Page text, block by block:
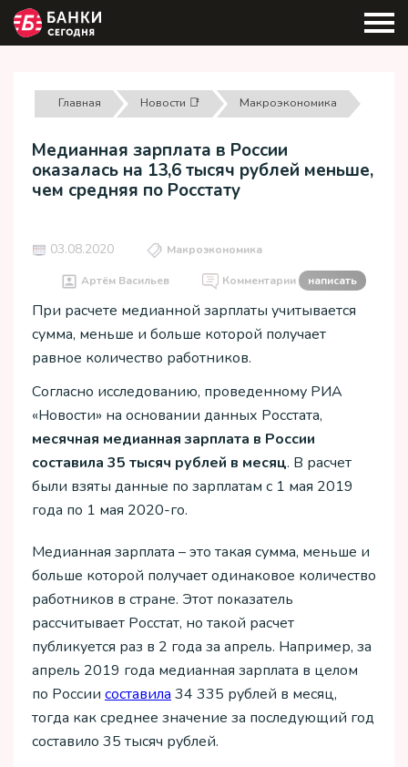
Главная Новости 📑 Макроэкономика
Медианная зарплата в России
оказалась на 13,6 тысяч рублей меньше,
чем средняя по Росстату
03.08.2020 Макроэкономика
Артём Васильев Комментарии написать
При расчете медианной зарплаты учитывается
сумма, меньше и больше которой получает
равное количество работников.
Согласно исследованию, проведенному РИА
«Новости» на основании данных Росстата,
месячная медианная зарплата в России
составила 35 тысяч рублей в месяц. В расчет
были взяты данные по зарплатам с 1 мая 2019
года по 1 мая 2020-го.
Медианная зарплата – это такая сумма, меньше и
больше которой получает одинаковое количество
работников в стране. Этот показатель
рассчитывает Росстат, но такой расчет
публикуется раз в 2 года за апрель. Например, за
апрель 2019 года медианная зарплата в целом
по России составила 34 335 рублей в месяц,
тогда как среднее значение за последующий год
составило 35 тысяч рублей.